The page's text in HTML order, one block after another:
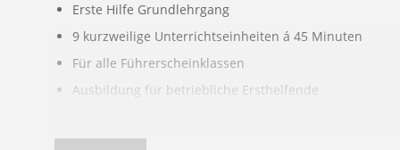
Erste Hilfe Grundlehrgang
9 kurzweilige Unterrichtseinheiten á 45 Minuten
Für alle Führerscheinklassen
Ausbildung für betriebliche Ersthelfende